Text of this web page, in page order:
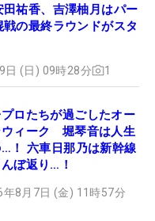
田祐香、吉澤柚月はパー
の最終ラウンドがスタ
日 (日) 09時28分 1
ロたちが過ごしたオー
ウィーク 堀琴音は人生
！ 六車日那乃は新幹線
ぼ返り…！
年8月7日 (金) 11時57分